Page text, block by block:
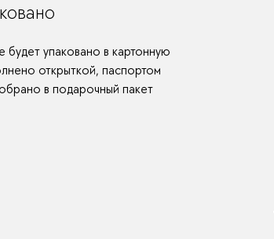
будет упаковано в картонную
открыткой, паспортом
в подарочный пакет